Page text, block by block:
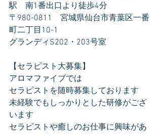
駅　南1番出口より徒歩4分
〒980-0811　宮城県仙台市青葉区一番
町二丁目10-1
グランディS202・203号室
【セラピスト大募集】
アロマファイブでは
セラピストを随時募集しております
未経験でもしっかりとした研修がござ
います
セラピストや癒しのお仕事に興味があ